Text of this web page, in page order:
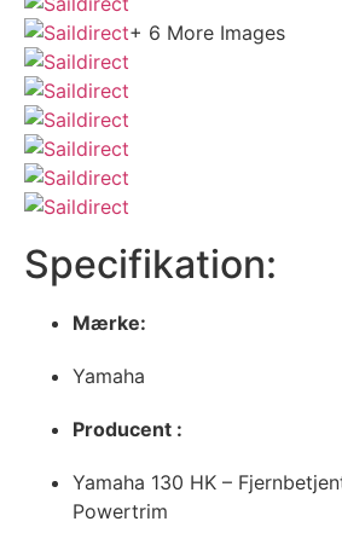
+ 6 More Images
Specifikation:
Mærke:
Yamaha
Producent :
Yamaha 130 HK –
Powertrim